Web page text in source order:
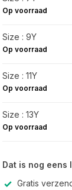
Op voorraad
Size : 9Y
Op voorraad
Size : 11Y
Op voorraad
Size : 13Y
Op voorraad
Dat is nog eens
Gratis